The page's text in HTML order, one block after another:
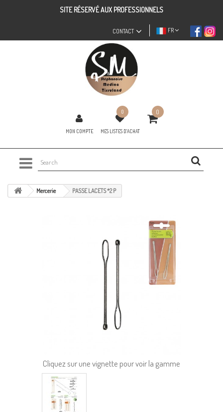
SITE RÉSERVÉ AUX PROFESSIONNELS
FR
CONTACT
MON COMPTE
0
MES LISTES D'ACHAT
0
Mercerie PASSE LACETS *2 P
Cliquez sur une vignette pour voir la gamme